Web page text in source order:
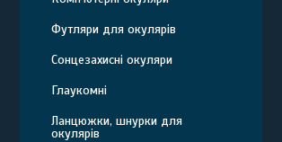
Футляри для окулярів
Сонцезахисні окуляри
Глаукомні
Ланцюжки, шнурки для
окулярів